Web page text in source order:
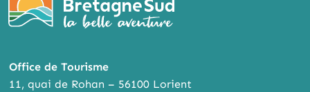
Office de Tourisme
11, quai de Rohan – 56100 Lorient